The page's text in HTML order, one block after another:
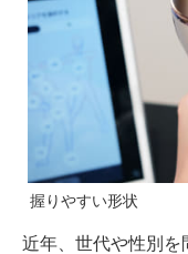
握りやすい形状
近年、世代や性別を